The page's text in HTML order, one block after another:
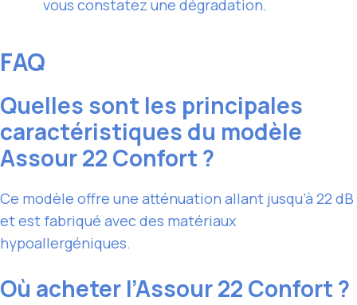
vous constatez une dégradation.
FAQ
Quelles sont les principales
caractéristiques du modèle
Assour 22 Confort ?
Ce modèle offre une atténuation allant jusqu’à 22 dB
et est fabriqué avec des matériaux
hypoallergéniques.
Où acheter l’Assour 22 Confort ?